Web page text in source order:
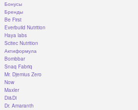
Бонусы
Бренды
Be First
Everbuild Nutrition
Haya labs
Scitec Nutrition
Актиформула
Bombbar
Snaq Fabriq
Mr. Djemius Zero
Now
Maxler
Di&Di
Dr. Amaranth